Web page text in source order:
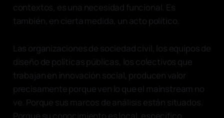
contextos, es una necesidad funcional. Es
también, en cierta medida, un acto político.
Las organizaciones de sociedad civil, los equipos de
diseño de políticas públicas, los colectivos que
trabajan en innovación social, producen valor
precisamente porque ven lo que el mainstream no
ve. Porque sus marcos de análisis están situados.
Porque su conocimiento es local, específico,